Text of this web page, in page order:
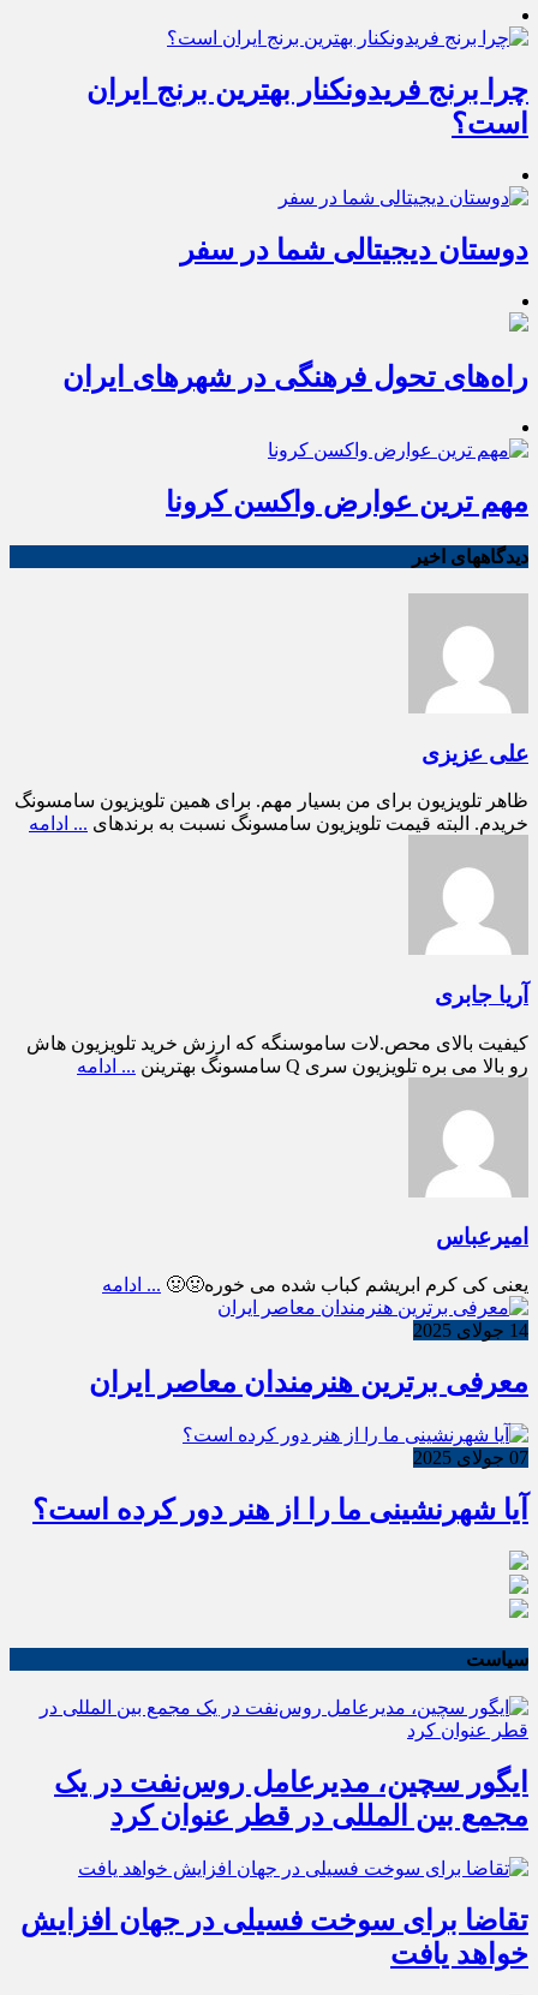
چرا برنج فریدونکنار بهترین برنج ایران
است؟
دوستان دیجیتالی شما در سفر
راه‌های تحول فرهنگی در شهرهای ایران
مهم ترین عوارض واکسن کرونا
دیدگاههای اخیر
علی عزیزی
ظاهر تلویزیون برای من بسیار مهم. برای همین تلویزیون سامسونگ
خریدم. البته قیمت تلویزیون سامسونگ نسبت به برندهای ... ادامه
آریا جابری
کیفیت بالای محص.لات ساموسنگه که ارزش خرید تلویزیون هاش
رو بالا می بره تلویزیون سری Q سامسونگ بهترینن
... ادامه
امیرعباس
یعنی کی کرم ابریشم کباب شده می خوره🤢🤢 ... ادامه
14 جولای 2025
معرفی برترین هنرمندان معاصر ایران
07 جولای 2025
آیا شهرنشینی ما را از هنر دور کرده است؟
سیاست
ایگور سچین، مدیرعامل روس‌نفت در یک
مجمع بین المللی در قطر عنوان کرد
تقاضا برای سوخت فسیلی در جهان افزایش
خواهد یافت